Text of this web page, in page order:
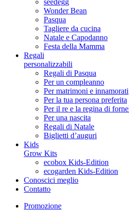
seedegg
Wonder Bean
Pasqua
Tagliere da cucina
Natale e Capodanno
Festa della Mamma
Regali
personalizzabili
Regali di Pasqua
Per un compleanno
Per matrimoni e innamorati
Per la tua persona preferita
Per il re e la regina di
Per una nascita
Regali di Natale
Biglietti d’auguri
Kids
Grow Kits
ecobox Kids-Edition
ecogarden Kids-Edition
Conoscici meglio
Contatto
Promozione